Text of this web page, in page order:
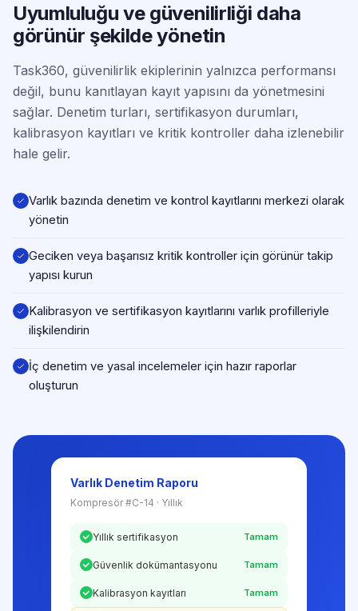
Uyumluluğu ve güvenilirliği daha
görünür şekilde yönetin
Task360, güvenilirlik ekiplerinin yalnızca performansı
değil, bunu kanıtlayan kayıt yapısını da yönetmesini
sağlar. Denetim turları, sertifikasyon durumları,
kalibrasyon kayıtları ve kritik kontroller daha izlenebilir
hale gelir.
Varlık bazında denetim ve kontrol kayıtlarını merkezi olarak
yönetin
Geciken veya başarısız kritik kontroller için görünür takip
yapısı kurun
Kalibrasyon ve sertifikasyon kayıtlarını varlık profilleriyle
ilişkilendirin
İç denetim ve yasal incelemeler için hazır raporlar
oluşturun
Varlık Denetim Raporu
Kompresör #C-14 · Yıllık
Yıllık sertifikasyon Tamam
Güvenlik dokümantasyonu Tamam
Kalibrasyon kayıtları Tamam